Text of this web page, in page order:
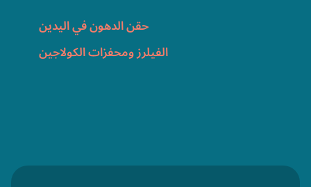
حقن الدهون في اليدين
الفيلرز ومحفزات الكولاجين